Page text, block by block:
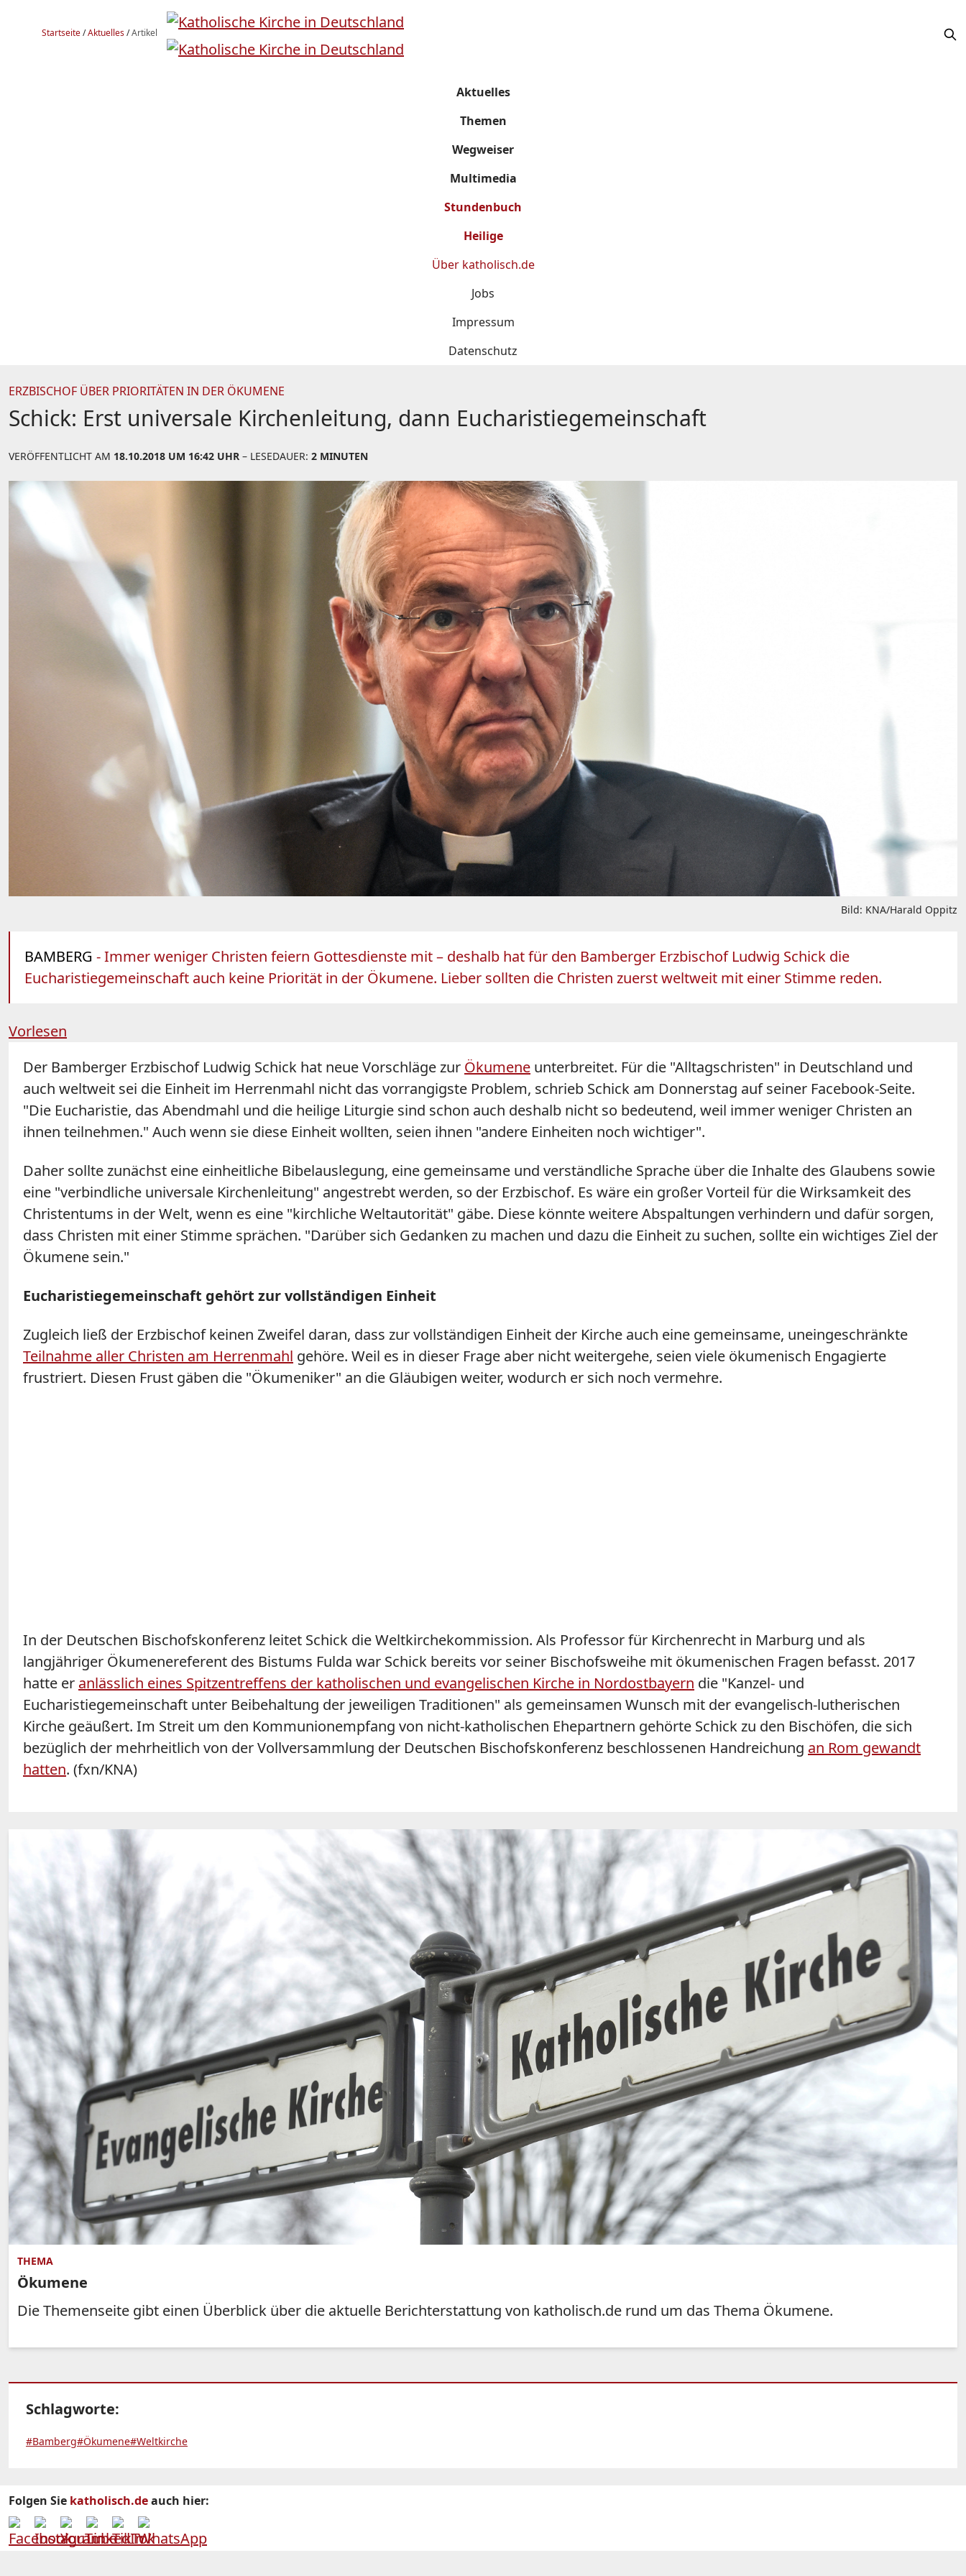
Startseite/Aktuelles/Artikel
Aktuelles
Themen
Wegweiser
Multimedia
Stundenbuch
Heilige
Über katholisch.de
Jobs
Impressum
Datenschutz
ERZBISCHOF ÜBER PRIORITÄTEN IN DER ÖKUMENE
Schick: Erst universale Kirchenleitung, dann Eucharistiegemeinschaft
VERÖFFENTLICHT AM 18.10.2018 UM 16:42 UHR – LESEDAUER: 2 MINUTEN
Bild: KNA/Harald Oppitz
BAMBERG - Immer weniger Christen feiern Gottesdienste mit – deshalb hat für den Bamberger Erzbischof Ludwig Schick die
Eucharistiegemeinschaft auch keine Priorität in der Ökumene. Lieber sollten die Christen zuerst weltweit mit einer Stimme reden.
Vorlesen
Der Bamberger Erzbischof Ludwig Schick hat neue Vorschläge zur Ökumene unterbreitet. Für die "Alltagschristen" in Deutschland und
auch weltweit sei die Einheit im Herrenmahl nicht das vorrangigste Problem, schrieb Schick am Donnerstag auf seiner Facebook-Seite.
"Die Eucharistie, das Abendmahl und die heilige Liturgie sind schon auch deshalb nicht so bedeutend, weil immer weniger Christen an
ihnen teilnehmen." Auch wenn sie diese Einheit wollten, seien ihnen "andere Einheiten noch wichtiger".
Daher sollte zunächst eine einheitliche Bibelauslegung, eine gemeinsame und verständliche Sprache über die Inhalte des Glaubens sowie
eine "verbindliche universale Kirchenleitung" angestrebt werden, so der Erzbischof. Es wäre ein großer Vorteil für die Wirksamkeit des
Christentums in der Welt, wenn es eine "kirchliche Weltautorität" gäbe. Diese könnte weitere Abspaltungen verhindern und dafür sorgen,
dass Christen mit einer Stimme sprächen. "Darüber sich Gedanken zu machen und dazu die Einheit zu suchen, sollte ein wichtiges Ziel der
Ökumene sein."
Eucharistiegemeinschaft gehört zur vollständigen Einheit
Zugleich ließ der Erzbischof keinen Zweifel daran, dass zur vollständigen Einheit der Kirche auch eine gemeinsame, uneingeschränkte
Teilnahme aller Christen am Herrenmahl gehöre. Weil es in dieser Frage aber nicht weitergehe, seien viele ökumenisch Engagierte
frustriert. Diesen Frust gäben die "Ökumeniker" an die Gläubigen weiter, wodurch er sich noch vermehre.
In der Deutschen Bischofskonferenz leitet Schick die Weltkirchekommission. Als Professor für Kirchenrecht in Marburg und als
langjähriger Ökumenereferent des Bistums Fulda war Schick bereits vor seiner Bischofsweihe mit ökumenischen Fragen befasst. 2017
hatte er anlässlich eines Spitzentreffens der katholischen und evangelischen Kirche in Nordostbayern die "Kanzel- und
Eucharistiegemeinschaft unter Beibehaltung der jeweiligen Traditionen" als gemeinsamen Wunsch mit der evangelisch-lutherischen
Kirche geäußert. Im Streit um den Kommunionempfang von nicht-katholischen Ehepartnern gehörte Schick zu den Bischöfen, die sich
bezüglich der mehrheitlich von der Vollversammlung der Deutschen Bischofskonferenz beschlossenen Handreichung an Rom gewandt
hatten. (fxn/KNA)
THEMA
Ökumene
Die Themenseite gibt einen Überblick über die aktuelle Berichterstattung von katholisch.de rund um das Thema Ökumene.
Schlagworte:
#Bamberg#Ökumene#Weltkirche
Folgen Sie katholisch.deauch hier: